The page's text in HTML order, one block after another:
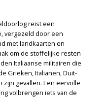
reist een
vergezeld door een
met landkaarten en
om de stoffelijke resten
Italiaanse militairen die
Grieken, Italianen, Duit­
gevallen. Een eervolle
volbrengen iets van de